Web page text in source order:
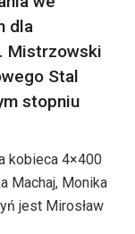
dla
Mistrzowski
Stal
stopniu
kobieca 4×400
Machaj, Monika
jest Mirosław